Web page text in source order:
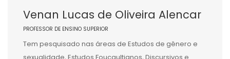
Venan Lucas de Oliveira Alencar
PROFESSOR DE ENSINO SUPERIOR
Tem pesquisado nas áreas de Estudos de gênero e